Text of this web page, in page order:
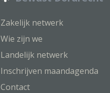
Zakelijk netwerk
Wie zijn we
Landelijk netwerk
Inschrijven maandagenda
Contact